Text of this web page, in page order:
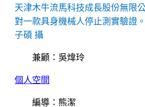
天津木牛流馬科技成長股份無限
對一款具身機械人停止測實驗證
子碩 攝
兼顧：吳煒玲
個人空間
編導：熊潔